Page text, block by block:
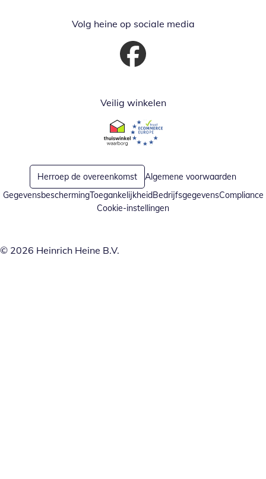
Volg heine op sociale media
Opent in nieuw venster
Veilig winkelen
Opent in nieuw venster
Opent in nieuw venster
Herroep de overeenkomst
Algemene voorwaarden
GegevensbeschermingToegankelijkheidBedrijfsgegevensCompliance
Cookie-instellingen
© 2026 Heinrich Heine B.V.